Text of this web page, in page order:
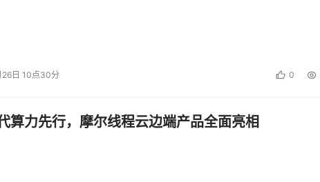
体”战略的深度落地，同时也响应了今年首次写入政府工作报告
解正在经历一次结构性转向：从提供基础要素保障，转向提供系
技术突破，更是一套可以被抽象、被迁移的数字工业架构。其核
一核心难题；向下，确定性绿电保障智算集群稳定运行；中间，
出。借助华为混合云智算底座所构建的云边协同AI技术架构，华
过软硬协同的算力调度与端到端安全，将底层物理世界的复杂波
日 10点30分 0
算力先行，摩尔线程云边端产品全面亮相